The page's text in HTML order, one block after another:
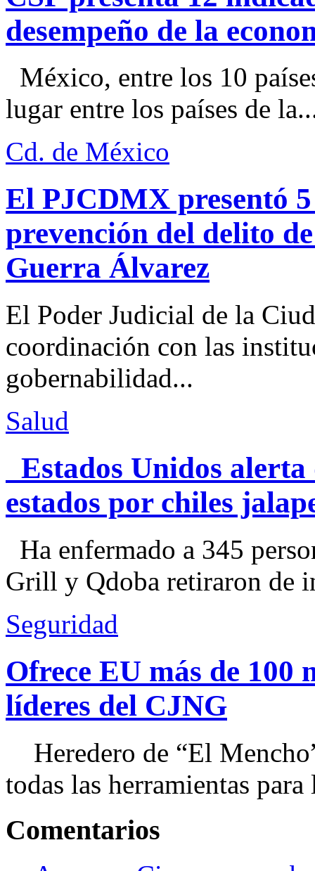
desempeño de la
México, entre los 10
lugar entre los países de
Cd. de México
El PJCDMX presentó
prevención del delito
Guerra Álvarez
El Poder Judicial de la
coordinación con las
gobernabilidad...
Salud
Estados Unidos alerta
estados por chiles
Ha enfermado a 345
Grill y Qdoba retiraron de
Seguridad
Ofrece EU más de 100
líderes del CJNG
Heredero de “El
todas las herramientas
Comentarios